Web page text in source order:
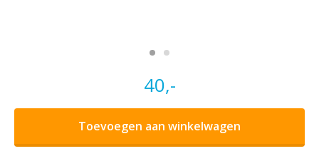
40,-
Toevoegen aan winkelwagen